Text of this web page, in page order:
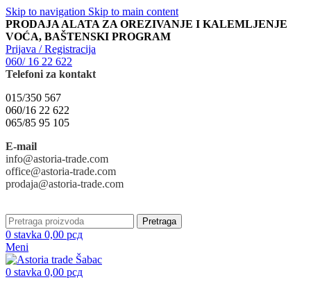
Skip to navigation Skip to main content
PRODAJA ALATA ZA OREZIVANJE I KALEMLJENJE
VOĆA, BAŠTENSKI PROGRAM
Prijava / Registracija
060/ 16 22 622
Telefoni za kontakt
015/350 567
060/16 22 622
065/85 95 105
E-mail
info@astoria-trade.com
office@astoria-trade.com
prodaja@astoria-trade.com
Pretraga
0 stavka 0,00 рсд
Meni
0 stavka 0,00 рсд